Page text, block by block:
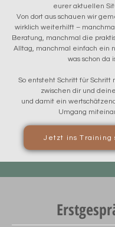
eurer aktuellen
Von dort aus schauen wir
wirklich weiterhilft –
Beratung, manchmal die
Alltag, manchmal einfach ein
was schon da
So entsteht Schritt für Schritt
zwischen dir und
und damit ein
Umgang
Jetzt ins Training